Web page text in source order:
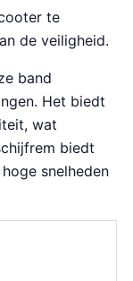
te
de veiligheid.
band
Het biedt
wat
biedt
snelheden